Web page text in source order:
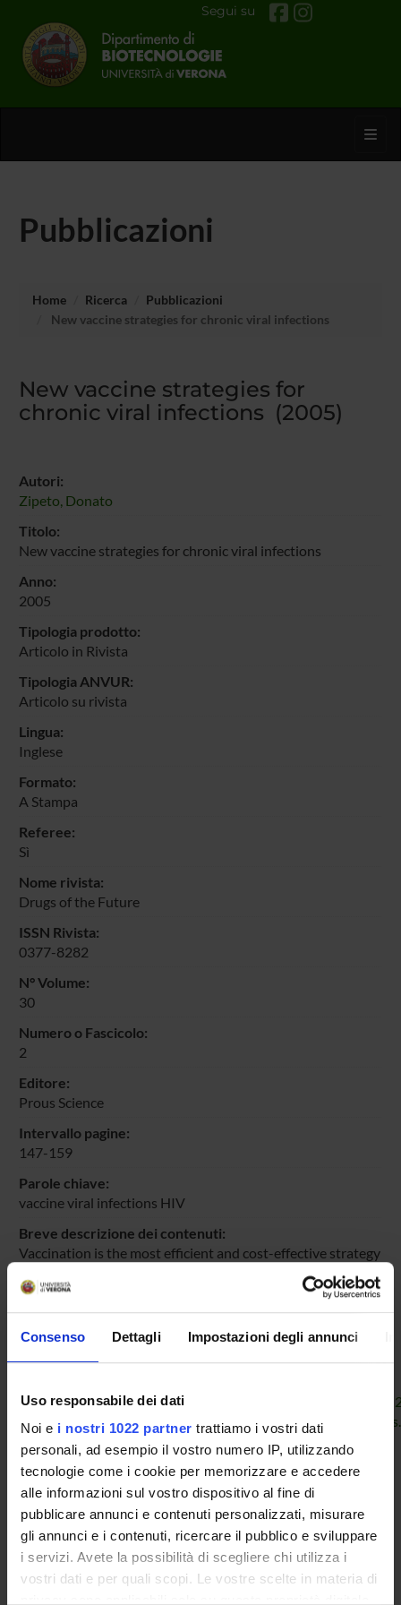
Consenso Dettagli Impostazioni degli annunci
Uso responsabile dei dati
Noi e i nostri 1022 partner trattiamo i vostri dati
personali, ad esempio il vostro numero IP, utilizzando
tecnologie come i cookie per memorizzare e accedere
alle informazioni sul vostro dispositivo al fine di
pubblicare annunci e contenuti personalizzati, misurare
gli annunci e i contenuti, ricercare il pubblico e sviluppare
i servizi. Avete la possibilità di scegliere chi utilizza i
vostri dati e per quali scopi. Le vostre scelte in materia di
Segui su
Pubblicazioni
Home Ricerca
Pubblicazioni
New vaccine strategies for chronic viral infections
New vaccine strategies for
chronic viral infections (2005)
Autori:
Zipeto, Donato
Titolo:
New vaccine strategies for chronic viral infections
Anno:
2005
Tipologia prodotto:
Articolo in Rivista
Tipologia ANVUR:
Articolo su rivista
Lingua:
Inglese
Formato:
A Stampa
Referee:
Sì
Nome rivista:
Drugs of the Future
ISSN Rivista:
0377-8282
N° Volume:
30
Numero o Fascicolo:
2
Editore:
Prous Science
Intervallo pagine:
147-159
Parole chiave:
vaccine viral infections HIV
Breve descrizione dei contenuti:
Vaccination is the most efficient and cost-effective strategy
to prevent viral diseases and control infections. Through
vaccination it has been possible to achieve unprecedented
results, e.g. the worlwide eradication of very serious
infectious diseases such as smallpox.
Pagina Web:
http://journals.prous.com/journals/servlet/xmlxsl/
p_JournalId=2&p_RefId=869229&p_IsPs=N
Id prodotto:
22366
Handle IRIS:
11562/302133
depositato il:
21 giugno 2012